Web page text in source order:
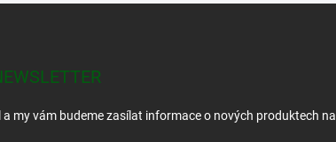
a my vám budeme zasílat informace o nových produktech na